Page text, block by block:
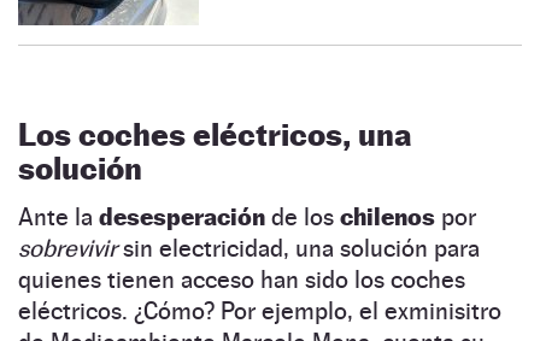
Los coches eléctricos, una
solución
Ante la desesperación de los chilenos por
sobrevivirsin electricidad, una solución para
quienes tienen acceso han sido los coches
eléctricos. ¿Cómo? Por ejemplo, el exminisitro